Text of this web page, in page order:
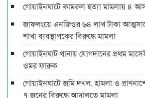
গোয়াইনঘাটে কামরুল হত্যা মামলায় ৪
জাফলংয়ে এনজিওর ৬৪ লাখ টাকা
শাখা ব্যবস্থাপকের বিরুদ্ধে মামলা
গোয়াইনঘাট থানায় যোগদানের প্রথম মাসেই
ওমর ফারুক
গোয়াইনঘাটে জমি দখল, হামলা ও
৭ জনের বিরুদ্ধে আদালতে মামলা